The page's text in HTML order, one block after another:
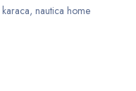
karaca, nautica home